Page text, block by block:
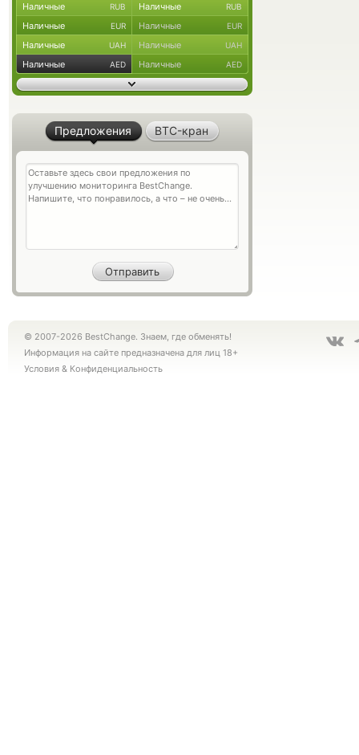
Наличные RUB Наличные RUB
Наличные EUR Наличные EUR
Наличные UAH Наличные UAH
Наличные AED Наличные AED
Предложения BTC-кран
© 2007-2026 BestChange. Знаем, где обменять!
Информация на сайте предназначена для лиц 18+
Условия & Конфиденциальность